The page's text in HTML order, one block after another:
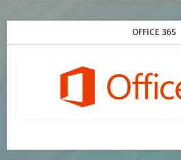
OFFICE 365